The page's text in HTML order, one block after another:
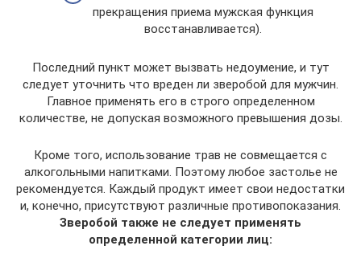
прекращения приема мужская функция
восстанавливается).
Последний пункт может вызвать недоумение, и тут
следует уточнить что вреден ли зверобой для мужчин.
Главное применять его в строго определенном
количестве, не допуская возможного превышения дозы.
Кроме того, использование трав не совмещается с
алкогольными напитками. Поэтому любое застолье не
рекомендуется. Каждый продукт имеет свои недостатки
и, конечно, присутствуют различные противопоказания.
Зверобой также не следует применять
определенной категории лиц: